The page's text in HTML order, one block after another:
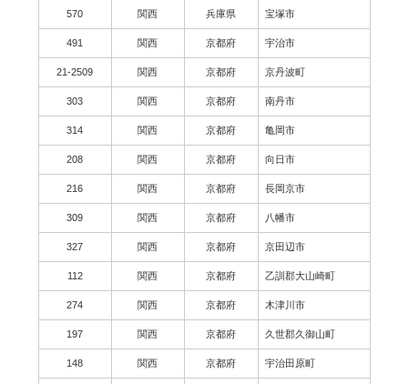
570 関西 兵庫県 宝塚市
491 関西 京都府 宇治市
21-2509 関西 京都府 京丹波町
303 関西 京都府 南丹市
314 関西 京都府 亀岡市
208 関西 京都府 向日市
216 関西 京都府 長岡京市
309 関西 京都府 八幡市
327 関西 京都府 京田辺市
112 関西 京都府 乙訓郡大山崎町
274 関西 京都府 木津川市
197 関西 京都府 久世郡久御山町
148 関西 京都府 宇治田原町